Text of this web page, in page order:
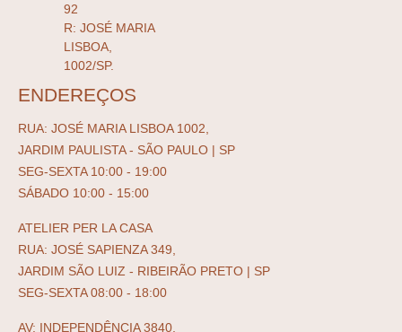
92
R: JOSÉ MARIA
LISBOA,
1002/SP.
ENDEREÇOS
RUA: JOSÉ MARIA LISBOA 1002,
JARDIM PAULISTA - SÃO PAULO | SP
SEG-SEXTA 10:00 - 19:00
SÁBADO 10:00 - 15:00
ATELIER PER LA CASA
RUA: JOSÉ SAPIENZA 349,
JARDIM SÃO LUIZ - RIBEIRÃO PRETO | SP
SEG-SEXTA 08:00 - 18:00
AV: INDEPENDÊNCIA 3840,